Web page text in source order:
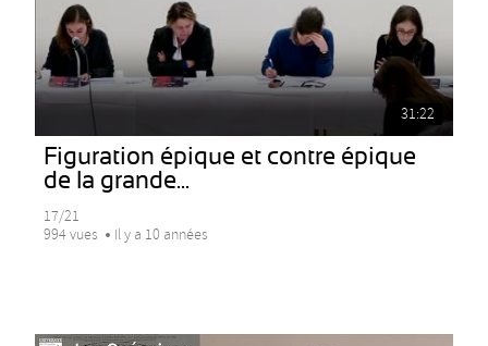
31:22
Figuration épique et contre épique
de la grande...
17/21
994 vues
Il y a 10 années